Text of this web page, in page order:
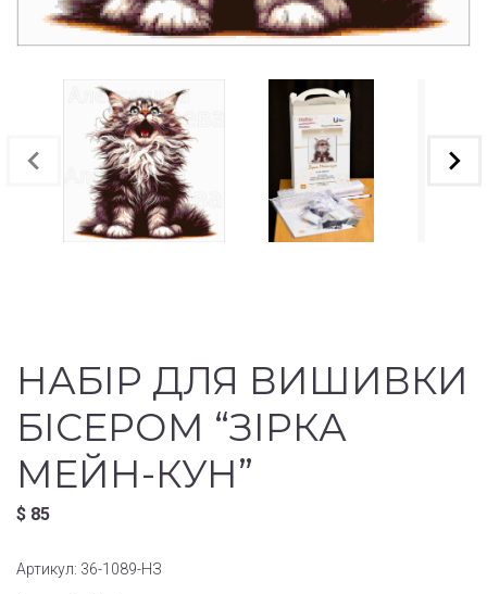
НАБІР ДЛЯ ВИШИВКИ
БІСЕРОМ “ЗІРКА
МЕЙН-КУН”
$ 85
Артикул: 36-1089-НЗ